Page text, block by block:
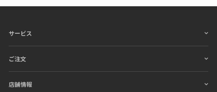
サービス
ご注文
店舗情報